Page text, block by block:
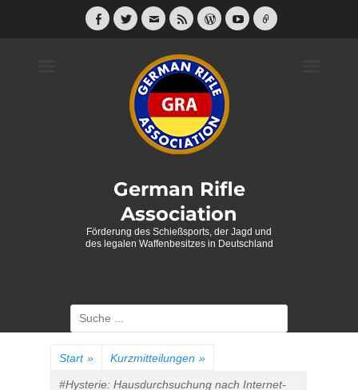
Facebook
Twitter
E-
Feed WordPress
YouTube
Link
German Rifle
Association
Förderung des Schießsports, der Jagd und
des legalen Waffenbesitzes in Deutschland
Suche
nach:
Start » Kurzmitteilungen »
#Hysterie: Hausdurchsuchung nach Internet-